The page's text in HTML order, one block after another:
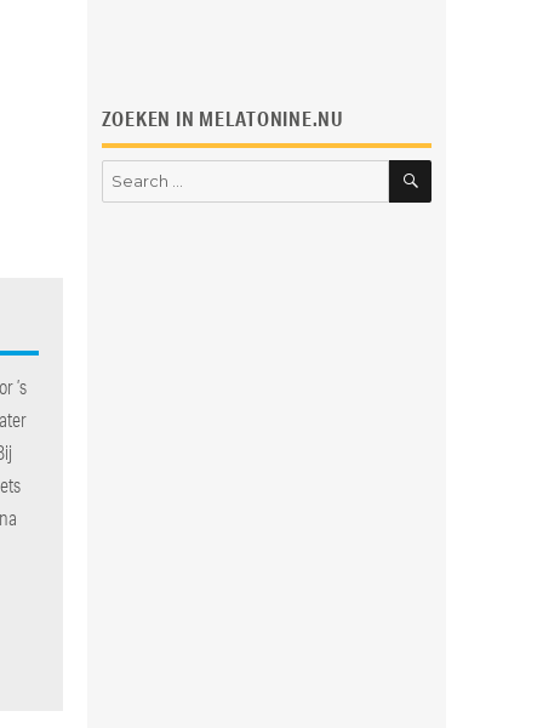
’s
ZOEKEN IN MELATONINE.NU
Search
for:
SEARCH